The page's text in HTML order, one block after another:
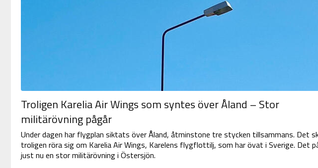
Troligen Karelia Air Wings som syntes över Åland – Stor
militärövning pågår
Under dagen har flygplan siktats över Åland, åtminstone tre stycken tillsammans. Det
troligen röra sig om Karelia Air Wings, Karelens flygflottilj, som har övat i Sverige. Det
just nu en stor militärövning i Östersjön.